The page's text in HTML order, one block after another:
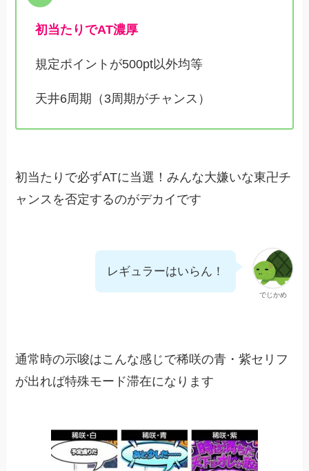
初当たりでAT濃厚
規定ポイントが500pt以外均等
天井6周期（3周期がチャンス）
初当たりで必ずATに当選！みんな大嫌いな東卍チ
ャンスを否定するのがデカイです
でじかめ
レギュラーはいらん！
通常時の示唆はこんな感じで稀咲の青・紫セリフ
が出れば特殊モード滞在になります